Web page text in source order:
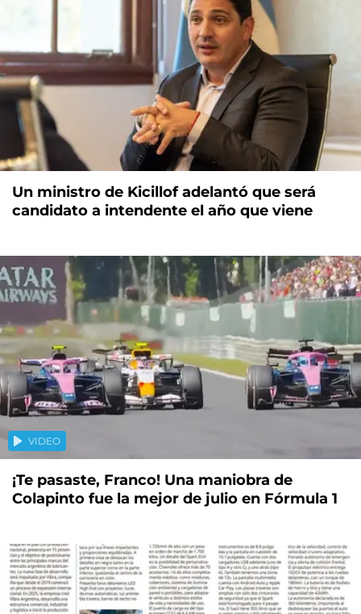
Un ministro de Kicillof adelantó que será
candidato a intendente el año que viene
VIDEO
¡Te pasaste, Franco! Una maniobra de
Colapinto fue la mejor de julio en Fórmula 1